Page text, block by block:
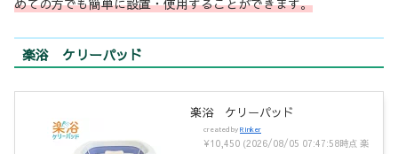
めての方でも簡単に設置・使用することができます。
楽浴 ケリーパッド
楽浴 ケリーパッド
created byRinker
¥10,450 (2026/08/05 07:47:58時点 楽